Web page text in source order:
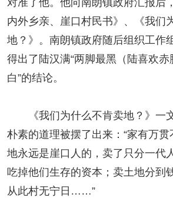
对准了他。他向南朗镇政府汇报后
内外乡亲、崖口村民书》、《我们
地？》。南朗镇政府随后组织工作
得出了陆汉满“两脚最黑（陆喜欢
白”的结论。
《我们为什么不肯卖地？》一
朴素的道理被摆了出来：“家有万
地永远是崖口人的，卖了只分一代
吃掉他们生存的资本；卖土地分到
从此村无宁日……”